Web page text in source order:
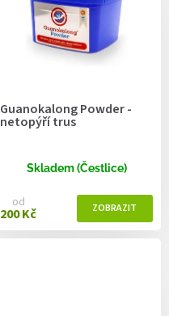
Guanokalong Powder -
netopýří trus
Skladem (Čestlice)
od
200 Kč